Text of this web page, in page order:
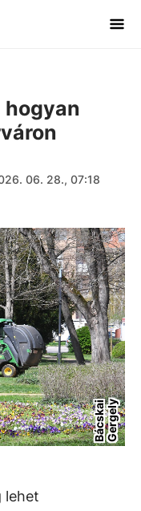
hogyan
06. 28., 07:18
B
á
c
s
k
a
i
G
e
r
g
e
ly
lehet